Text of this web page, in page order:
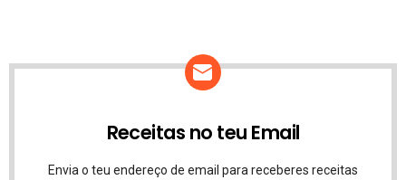
Receitas no teu Email
Envia o teu endereço de email para receberes receitas